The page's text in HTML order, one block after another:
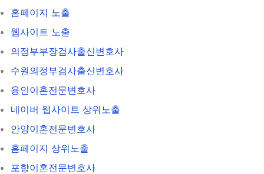
홈페이지 노출
웹사이트 노출
의정부부장검사출신변호사
수원의정부검사출신변호사
용인이혼전문변호사
네이버 웹사이트 상위노출
안양이혼전문변호사
홈페이지 상위노출
포항이혼전문변호사